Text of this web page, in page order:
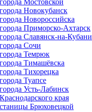
Новокубанск
Новороссийска
Приморско-Ахтарск
Славянск-на-Кубани
Сочи
Темрюк
Тимашёвска
Тихорецка
Туапсе
Усть-Лабинск
края
Брюховецкой